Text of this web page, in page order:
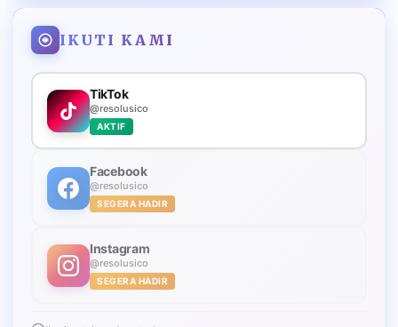
IKUTI KAMI
TikTok
@resolusico
AKTIF
Facebook
@resolusico
SEGERA HADIR
Instagram
@resolusico
SEGERA HADIR